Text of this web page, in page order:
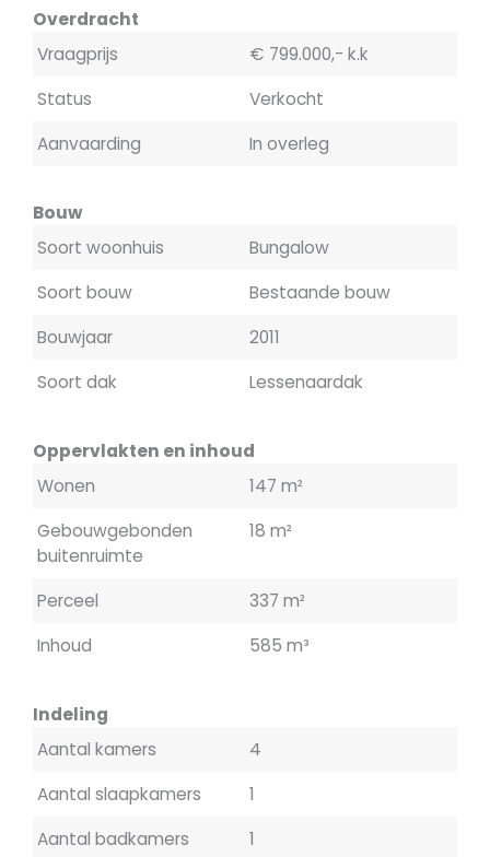
Overdracht
Vraagprijs
€ 799.000,- k.k
Status
Verkocht
Aanvaarding
In overleg
Bouw
Soort woonhuis
Bungalow
Soort bouw
Bestaande bouw
Bouwjaar
2011
Soort dak
Lessenaardak
Oppervlakten en inhoud
Wonen
147 m²
Gebouwgebonden
buitenruimte
18 m²
Perceel
337 m²
Inhoud
585 m³
Indeling
Aantal kamers
4
Aantal slaapkamers
1
Aantal badkamers
1